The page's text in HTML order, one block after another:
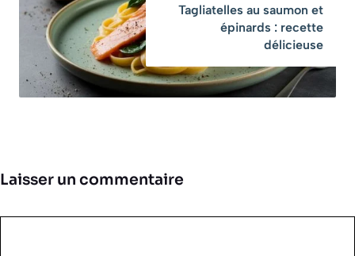
Tagliatelles au saumon et
épinards : recette
délicieuse
Laisser un commentaire